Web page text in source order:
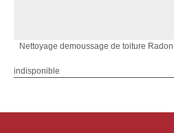
Nettoyage demoussage de toiture Radon
indisponible